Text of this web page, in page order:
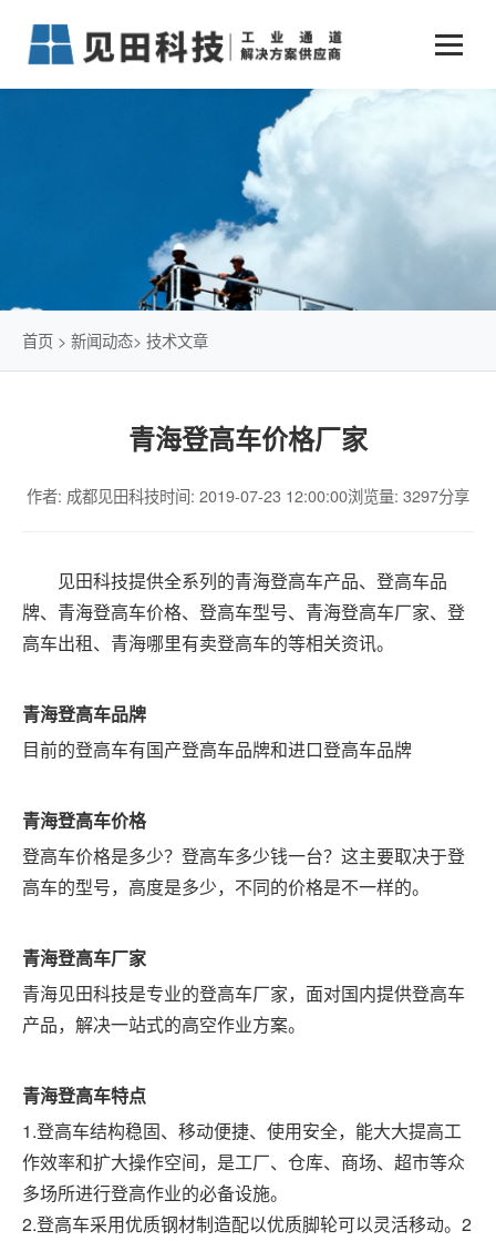
业务中心
仓储物流通道解决方案
智能立体库解决方案
简易升降机解决方案
新闻动态 +
传统仓储物流
石油化工行业
发展历程
首页 > 新闻动态> 技术文章
青海登高车价格厂家
作者: 成都见田科技时间: 2019-07-23 12:00:00浏览量: 3297分享
见田科技提供全系列的青海登高车产品、登高车品
牌、青海登高车价格、登高车型号、青海登高车厂家、登
高车出租、青海哪里有卖登高车的等相关资讯。
青海登高车品牌
目前的登高车有国产登高车品牌和进口登高车品牌
青海登高车价格
登高车价格是多少？登高车多少钱一台？这主要取决于登
高车的型号，高度是多少，不同的价格是不一样的。
青海登高车厂家
青海见田科技是专业的登高车厂家，面对国内提供登高车
产品，解决一站式的高空作业方案。
青海登高车特点
1.登高车结构稳固、移动便捷、使用安全，能大大提高工
作效率和扩大操作空间，是工厂、仓库、商场、超市等众
多场所进行登高作业的必备设施。
2.登高车采用优质钢材制造配以优质脚轮可以灵活移动。2